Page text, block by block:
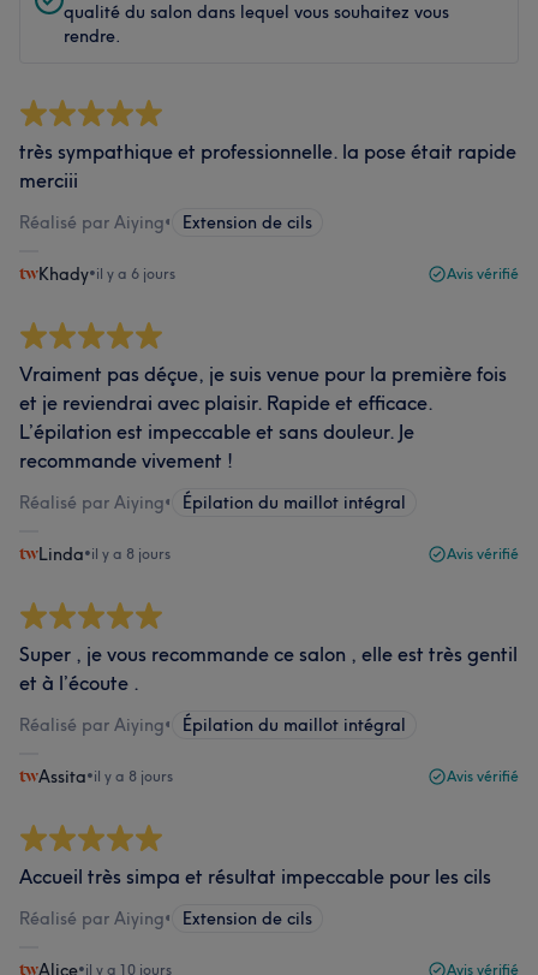
qualité du salon dans lequel vous souhaitez vous
rendre.
très sympathique et professionnelle. la pose était rapide
merciii
Réalisé par Aiying• Extension de cils
Khady•il y a 6 jours Avis vérifié
Vraiment pas déçue, je suis venue pour la première fois
et je reviendrai avec plaisir. Rapide et efficace.
L’épilation est impeccable et sans douleur. Je
recommande vivement !
Réalisé par Aiying• Épilation du maillot intégral
Linda•il y a 8 jours Avis vérifié
Super , je vous recommande ce salon , elle est très gentil
et à l’écoute .
Réalisé par Aiying• Épilation du maillot intégral
Assita•il y a 8 jours Avis vérifié
Accueil très simpa et résultat impeccable pour les cils
Réalisé par Aiying• Extension de cils
Alice•il y a 10 jours Avis vérifié